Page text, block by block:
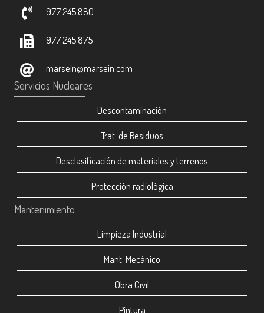
977 245 880
977 245 875
marsein@marsein.com
Servicios Nucleares
Descontaminación
Trat. de Residuos
Desclasificación de materiales y terrenos
Protección radiológica
Mantenimiento
Limpieza Industrial
Mant. Mecánico
Obra Civil
Pintura